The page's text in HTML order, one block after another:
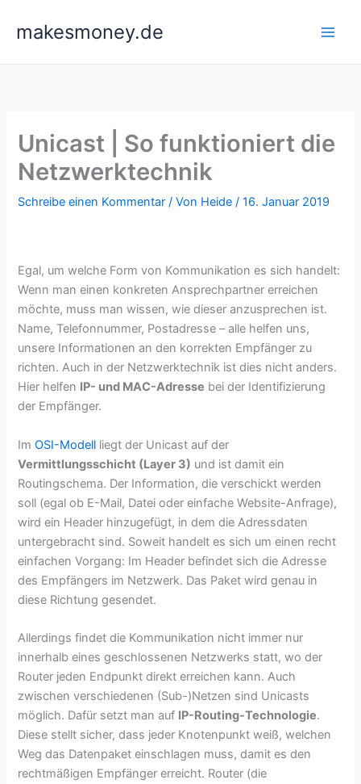
Inhaltmakesmoney.de
Unicast | So funktioniert die
Netzwerktechnik
Schreibe einen Kommentar / Von Heide/16. Januar 2019
Egal, um welche Form von Kommunikation es sich handelt:
Wenn man einen konkreten Ansprechpartner erreichen
möchte, muss man wissen, wie dieser anzusprechen ist.
Name, Telefonnummer, Postadresse – alle helfen uns,
unsere Informationen an den korrekten Empfänger zu
richten. Auch in der Netzwerktechnik ist dies nicht anders.
Hier helfen IP- und MAC-Adresse bei der Identifizierung
der Empfänger.
ImOSI-Modell liegt der Unicast auf der
Vermittlungsschicht (Layer 3) und ist damit ein
Routingschema. Der Information, die verschickt werden
soll (egal ob E-Mail, Datei oder einfache Website-Anfrage),
wird ein Header hinzugefügt, in dem die Adressdaten
untergebracht sind. Soweit handelt es sich um einen recht
einfachen Vorgang: Im Header befindet sich die Adresse
des Empfängers im Netzwerk. Das Paket wird genau in
diese Richtung gesendet.
Allerdings findet die Kommunikation nicht immer nur
innerhalb eines geschlossenen Netzwerks statt, wo der
Router jeden Endpunkt direkt erreichen kann. Auch
zwischen verschiedenen (Sub-)Netzen sind Unicasts
möglich. Dafür setzt man auf IP-Routing-Technologie.
Diese stellt sicher, dass jeder Knotenpunkt weiß, welchen
Weg das Datenpaket einschlagen muss, damit es den
rechtmäßigen Empfänger erreicht. Router (die